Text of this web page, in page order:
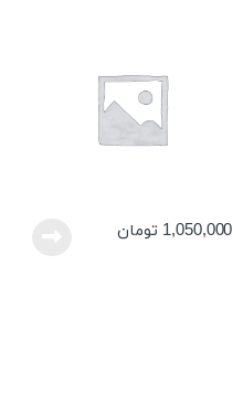
1,050,000 تومان